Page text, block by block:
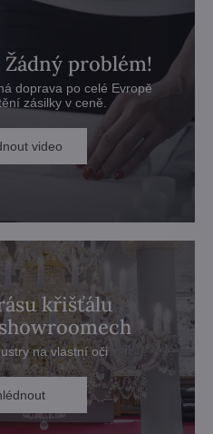
problém!
doprava po celé Evropě
zásilky v ceně.
video
křišťálu
na vlastní oči